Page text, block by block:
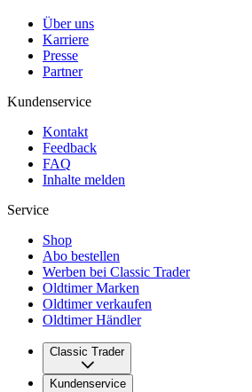
Über uns
Karriere
Presse
Partner
Kundenservice
Kontakt
Feedback
FAQ
Inhalte melden
Service
Shop
Abo bestellen
Werben bei Classic Trader
Oldtimer Marken
Oldtimer verkaufen
Oldtimer Händler
Classic Trader
Über uns
Kundenservice